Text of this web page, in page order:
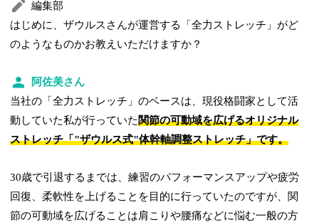
編集部
はじめに、ザウルスさんが運営する「全力ストレッチ」がど
のようなものかお教えいただけますか？
阿佐美さん
当社の「全力ストレッチ」のベースは、現役格闘家として活
動していた私が行っていた関節の可動域を広げるオリジナル
ストレッチ「"ザウルス式"体幹軸調整ストレッチ」です。
30歳で引退するまでは、練習のパフォーマンスアップや疲労
回復、柔軟性を上げることを目的に行っていたのですが、関
節の可動域を広げることは肩こりや腰痛などに悩む一般の方